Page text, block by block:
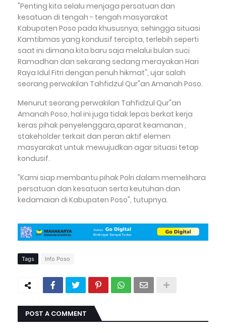
"Penting kita selalu menjaga persatuan dan
kesatuan di tengah - tengah masyarakat
Kabupaten Poso pada khususnya, sehingga situasi
Kamtibmas yang kondusif tercipta, terlebih seperti
saat ini dimana kita baru saja melalui bulan suci
Ramadhan dan sekarang sedang merayakan Hari
Raya Idul Fitri dengan penuh hikmat", ujar salah
seorang perwakilan Tahfidzul Qur"an Amanah Poso.
Menurut seorang perwakilan Tahfidzul Qur"an
Amanah Poso, hal ini juga tidak lepas berkat kerja
keras pihak penyelenggara,aparat keamanan ,
stakeholder terkait dan peran aktif elemen
masyarakat untuk mewujudkan agar situasi tetap
kondusif.
"Kami siap membantu pihak Polri dalam memelihara
persatuan dan kesatuan serta keutuhan dan
kedamaian di Kabupaten Poso", tutupnya.
Tags Info Poso
POST A COMMENT